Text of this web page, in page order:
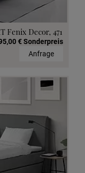
Fenix Decor, 471
€ Sonderpreis
Anfrage